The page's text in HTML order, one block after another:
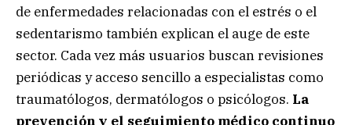
de enfermedades relacionadas con el estrés o el
sedentarismo también explican el auge de este
sector. Cada vez más usuarios buscan revisiones
periódicas y acceso sencillo a especialistas como
traumatólogos, dermatólogos o psicólogos. La
prevención y el seguimiento médico continuo